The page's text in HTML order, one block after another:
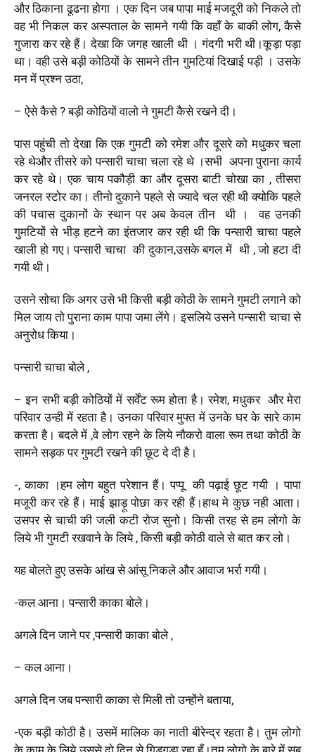
और ठिकाना ढूढना होगा । एक दिन जब पापा माई मजदूरी को निकले तो
वह भी निकल कर अस्पताल के सामने गयी कि वहाँ के बाकी लोग, कैसे
गुजारा कर रहे हैं। देखा कि जगह खाली थी । गंदगी भरी थी।कूड़ा पड़ा
था। वही उसे बड़ी कोठियों के सामने तीन गुमटियां दिखाई पड़ी । उसके
मन में प्रश्न उठा,
– ऐसे कैसे ? बड़ी कोठियों वालो ने गुमटी कैसे रखने दी।
पास पहुंची तो देखा कि एक गुमटी को रमेश और दूसरे को मधुकर चला
रहे थेऔर तीसरे को पन्सारी चाचा चला रहे थे ।सभी अपना पुराना कार्य
कर रहे थे। एक चाय पकौड़ी का और दूसरा बाटी चोखा का , तीसरा
जनरल स्टोर का। तीनो दुकाने पहले से ज्यादे चल रही थी क्योकि पहले
की पचास दुकानों के स्थान पर अब केवल तीन थी । वह उनकी
गुमटियों से भीड़ हटने का इंतजार कर रही थी कि पन्सारी चाचा पहले
खाली हो गए। पन्सारी चाचा की दुकान,उसके बगल में थी , जो हटा दी
गयी थी।
उसने सोचा कि अगर उसे भी किसी बड़ी कोठी के सामने गुमटी लगाने को
मिल जाय तो पुराना काम पापा जमा लेंगे। इसलिये उसने पन्सारी चाचा से
अनुरोध किया।
पन्सारी चाचा बोले ,
– इन सभी बड़ी कोठियों में सर्वेंट रूम होता है। रमेश, मधुकर और मेरा
परिवार उन्ही में रहता है। उनका परिवार मुफ्त में उनके घर के सारे काम
करता है। बदले में ,वे लोग रहने के लिये नौकरो वाला रूम तथा कोठी के
सामने सड़क पर गुमटी रखने की छूट दे दी है।
-, काका ।हम लोग बहुत परेशान हैं। पप्पू की पढ़ाई छूट गयी । पापा
मजूरी कर रहे हैं। माई झाड़ू पोछा कर रही हैं।हाथ मे कुछ नही आता।
उसपर से चाची की जली कटी रोज सुनो। किसी तरह से हम लोगो के
लिये भी गुमटी रखवाने के लिये , किसी बड़ी कोठी वाले से बात कर लो।
यह बोलते हुए उसके आंख से आंसू निकले और आवाज भर्रा गयी।
-कल आना। पन्सारी काका बोले।
अगले दिन जाने पर ,पन्सारी काका बोले ,
– कल आना।
अगले दिन जब पन्सारी काका से मिली तो उन्होंने बताया,
-एक बड़ी कोठी है। उसमें मालिक का नाती बीरेन्द्र रहता है। तुम लोगो